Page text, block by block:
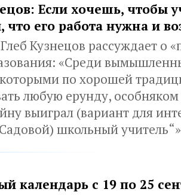
Если хочешь, чтобы
его работа нужна и
Кузнецов рассуждает о
«Среди
по хорошей
любую ерунду,
выиграл (вариант для
школьный
календарь с 19 по 25